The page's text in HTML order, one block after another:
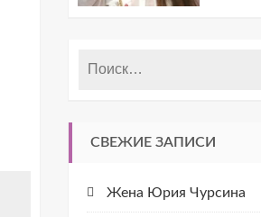
СВЕЖИЕ ЗАПИСИ
Жена Юрия Чурсина